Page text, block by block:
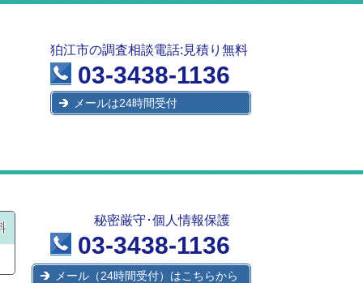
狛江市の調査相談電話:見積り無料
03-3438-1136
メールは24時間受付
秘密厳守･個人情報保護
03-3438-1136
メール（24時間受付）はこちらから